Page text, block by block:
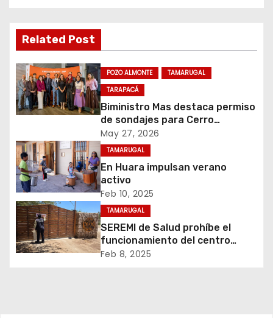
ó
n
d
e
e
n
t
r
a
Related Post
POZO ALMONTE
TAMARUGAL
TARAPACÁ
Biministro Mas destaca permiso
de sondajes para Cerro
Colorado
May 27, 2026
TAMARUGAL
En Huara impulsan verano
activo
Feb 10, 2025
TAMARUGAL
SEREMI de Salud prohíbe el
funcionamiento del centro
recreativo Tantakuy
Feb 8, 2025